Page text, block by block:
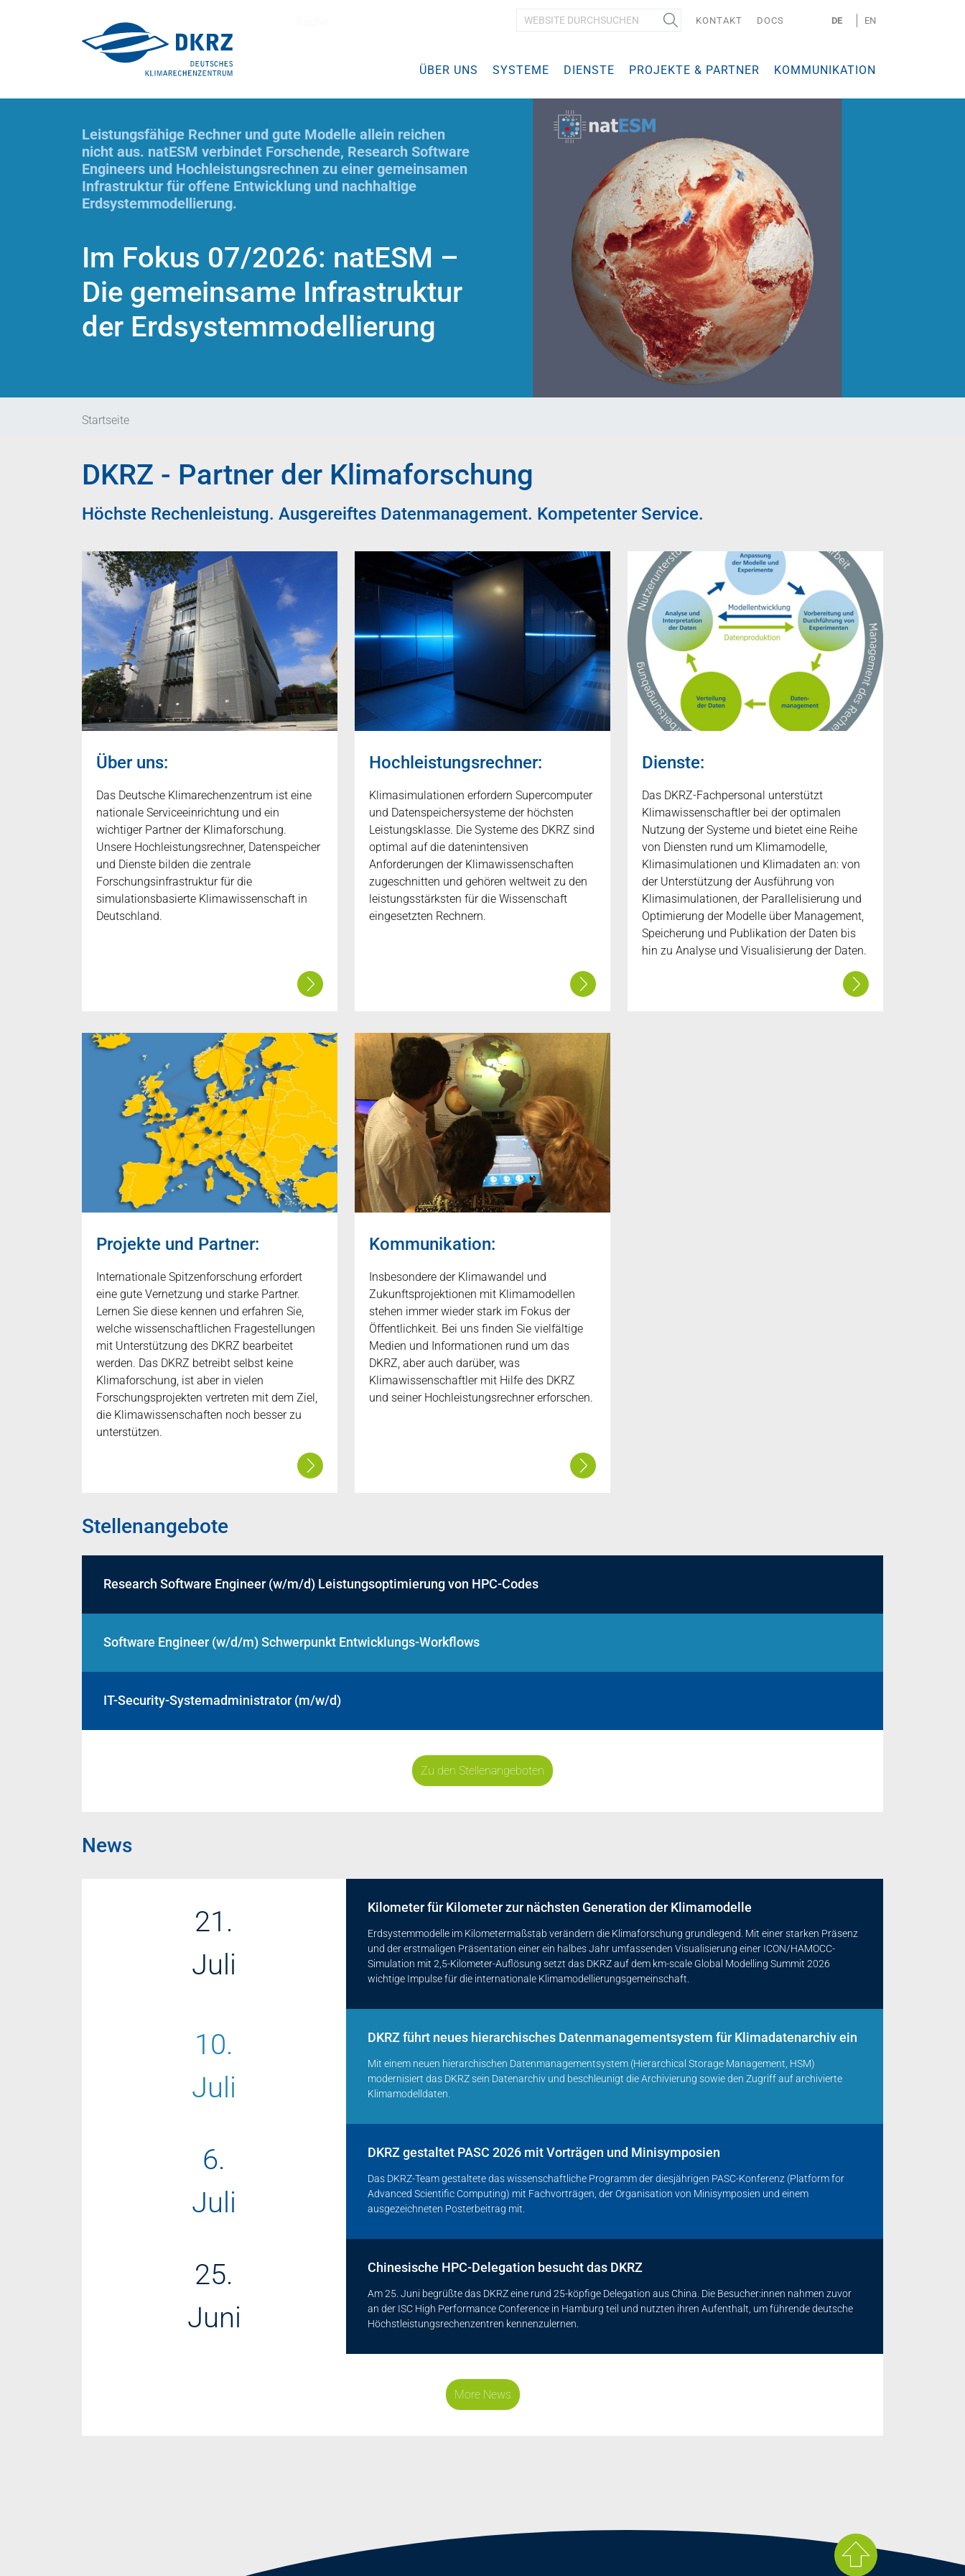
E
e
t
KONTAKT DOCS DE EN
ÜBER UNS SYSTEME DIENSTE PROJEKTE & PARTNER KOMMUNIKATION
Leistungsfähige Rechner und gute Modelle allein reichen
nicht aus. natESM verbindet Forschende, Research Software
Engineers und Hochleistungsrechnen zu einer gemeinsamen
Infrastruktur für offene Entwicklung und nachhaltige
Erdsystemmodellierung.
Im Fokus 07/2026: natESM –
Die gemeinsame Infrastruktur
der Erdsystemmodellierung
Startseite
DKRZ - Partner der Klimaforschung
Höchste Rechenleistung. Ausgereiftes Datenmanagement. Kompetenter Service.
Über uns:
Das Deutsche Klimarechenzentrum ist eine
nationale Serviceeinrichtung und ein
wichtiger Partner der Klimaforschung.
Unsere Hochleistungsrechner, Datenspeicher
und Dienste bilden die zentrale
Forschungsinfrastruktur für die
simulationsbasierte Klimawissenschaft in
Deutschland.
Hochleistungsrechner:
Klimasimulationen erfordern Supercomputer
und Datenspeichersysteme der höchsten
Leistungsklasse. Die Systeme des DKRZ sind
optimal auf die datenintensiven
Anforderungen der Klimawissenschaften
zugeschnitten und gehören weltweit zu den
leistungsstärksten für die Wissenschaft
eingesetzten Rechnern.
Dienste:
Das DKRZ-Fachpersonal unterstützt
Klimawissenschaftler bei der optimalen
Nutzung der Systeme und bietet eine Reihe
von Diensten rund um Klimamodelle,
Klimasimulationen und Klimadaten an: von
der Unterstützung der Ausführung von
Klimasimulationen, der Parallelisierung und
Optimierung der Modelle über Management,
Speicherung und Publikation der Daten bis
hin zu Analyse und Visualisierung der Daten.
Projekte und Partner:
Internationale Spitzenforschung erfordert
eine gute Vernetzung und starke Partner.
Lernen Sie diese kennen und erfahren Sie,
welche wissenschaftlichen Fragestellungen
mit Unterstützung des DKRZ bearbeitet
werden. Das DKRZ betreibt selbst keine
Klimaforschung, ist aber in vielen
Forschungsprojekten vertreten mit dem Ziel,
die Klimawissenschaften noch besser zu
unterstützen.
Kommunikation:
Insbesondere der Klimawandel und
Zukunftsprojektionen mit Klimamodellen
stehen immer wieder stark im Fokus der
Öffentlichkeit. Bei uns finden Sie vielfältige
Medien und Informationen rund um das
DKRZ, aber auch darüber, was
Klimawissenschaftler mit Hilfe des DKRZ
und seiner Hochleistungsrechner erforschen.
Stellenangebote
Research Software Engineer (w/m/d) Leistungsoptimierung von HPC-Codes
Software Engineer (w/d/m) Schwerpunkt Entwicklungs-Workflows
IT-Security-Systemadministrator (m/w/d)
Zu den Stellenangeboten
News
21.
Juli
Kilometer für Kilometer zur nächsten Generation der Klimamodelle
Erdsystemmodelle im Kilometermaßstab verändern die Klimaforschung grundlegend. Mit einer starken Präsenz
und der erstmaligen Präsentation einer ein halbes Jahr umfassenden Visualisierung einer ICON/HAMOCC-
Simulation mit 2,5-Kilometer-Auflösung setzt das DKRZ auf dem km-scale Global Modelling Summit 2026
wichtige Impulse für die internationale Klimamodellierungsgemeinschaft.
10.
Juli
DKRZ führt neues hierarchisches Datenmanagementsystem für Klimadatenarchiv ein
Mit einem neuen hierarchischen Datenmanagementsystem (Hierarchical Storage Management, HSM)
modernisiert das DKRZ sein Datenarchiv und beschleunigt die Archivierung sowie den Zugriff auf archivierte
Klimamodelldaten.
6.
Juli
DKRZ gestaltet PASC 2026 mit Vorträgen und Minisymposien
Das DKRZ-Team gestaltete das wissenschaftliche Programm der diesjährigen PASC-Konferenz (Platform for
Advanced Scientific Computing) mit Fachvorträgen, der Organisation von Minisymposien und einem
ausgezeichneten Posterbeitrag mit.
25.
Juni
Chinesische HPC-Delegation besucht das DKRZ
Am 25. Juni begrüßte das DKRZ eine rund 25-köpfige Delegation aus China. Die Besucher:innen nahmen zuvor
an der ISC High Performance Conference in Hamburg teil und nutzten ihren Aufenthalt, um führende deutsche
Höchstleistungsrechenzentren kennenzulernen.
More News